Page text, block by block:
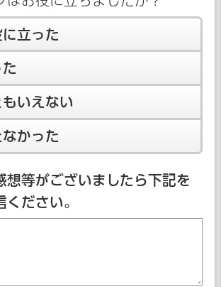
立った
いえない
かった
想等がございましたら下記を
ください。